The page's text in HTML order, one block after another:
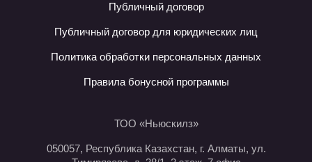
Публичный договор
Публичный договор для юридических лиц
Политика обработки персональных данных
Правила бонусной программы
ТОО «Ньюскилз»
050057, Республика Казахстан, г. Алматы, ул.